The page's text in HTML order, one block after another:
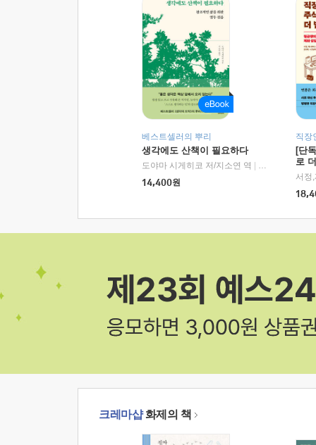
베스트셀러의 뿌리
생각에도 산책이 필요하다
도야마 시게히코 저/지소연 역
알에이치코리
14,400원
직장
[단
로
크레마샵화제의 책